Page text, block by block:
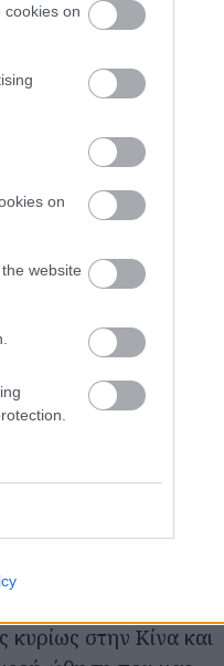
cookies on
on
website
της περισσότερα
σημειώνοντας
τους κύριους
στην Κίνα και